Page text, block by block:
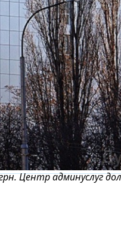
Центр админуслуг